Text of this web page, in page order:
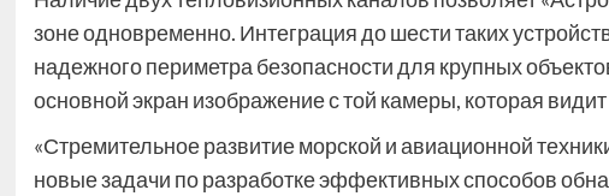
зоне одновременно. Интеграция до шести таких
надежного периметра безопасности для крупных
основной экран изображение с той камеры, которая
«Стремительное развитие морской и авиационной
новые задачи по разработке эффективных способов